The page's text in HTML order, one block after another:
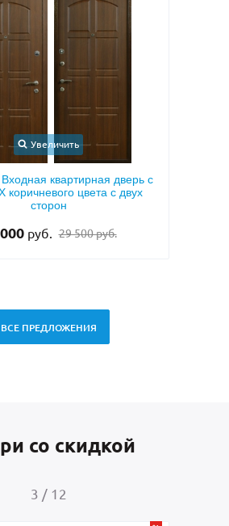
Увеличить
Входная квартирная дверь с
цвета с двух
сторон
руб. 29 500 руб.
ВСЕ ПРЕДЛОЖЕНИЯ
со скидкой
3 / 12